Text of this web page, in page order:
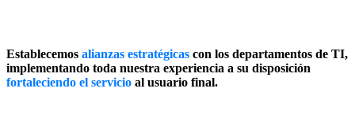
Establecemos alianzas estratégicas con los departamentos de TI,
implementando toda nuestra experiencia a su disposición
fortaleciendo el servicio al usuario final.